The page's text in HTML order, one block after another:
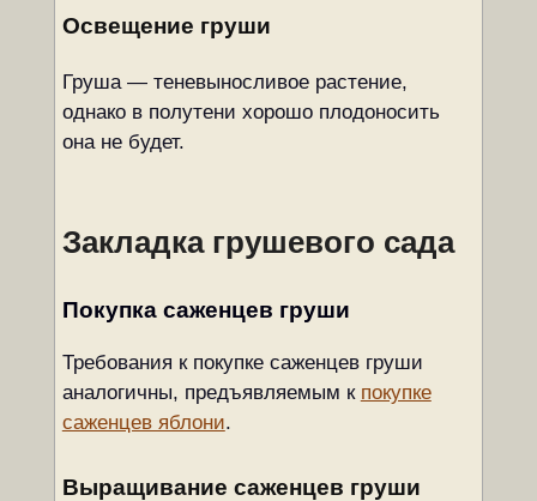
Освещение груши
Груша — теневыносливое растение,
однако в полутени хорошо плодоносить
она не будет.
Закладка грушевого сада
Покупка саженцев груши
Требования к покупке саженцев груши
аналогичны, предъявляемым к покупке
саженцев яблони.
Выращивание саженцев груши